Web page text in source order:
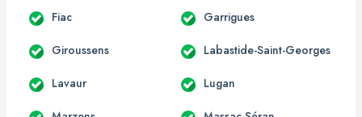
Fiac Garrigues
Giroussens Labastide-Saint-Georges
Lavaur Lugan